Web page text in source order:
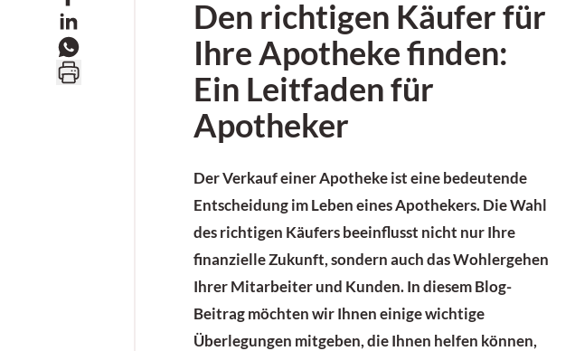
Den richtigen Käufer für
Ihre Apotheke finden:
Ein Leitfaden für
Apotheker
Der Verkauf einer Apotheke ist eine bedeutende
Entscheidung im Leben eines Apothekers. Die Wahl
des richtigen Käufers beeinflusst nicht nur Ihre
finanzielle Zukunft, sondern auch das Wohlergehen
Ihrer Mitarbeiter und Kunden. In diesem Blog-
Beitrag möchten wir Ihnen einige wichtige
Überlegungen mitgeben, die Ihnen helfen können,